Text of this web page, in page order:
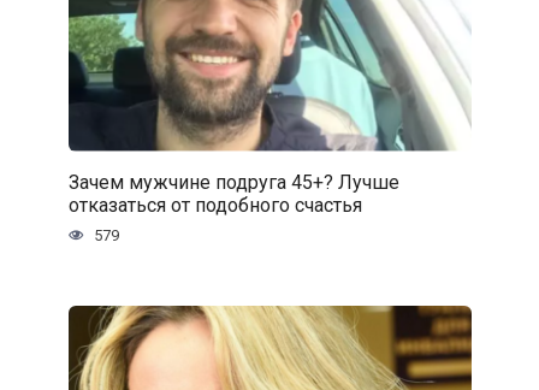
Зачем мужчине подруга 45+? Лучше
отказаться от подобного счастья
579